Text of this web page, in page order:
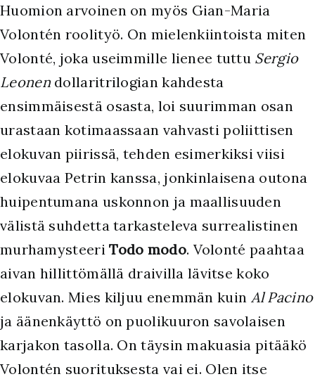
Huomion arvoinen on myös Gian-Maria
Volontén roolityö. On mielenkiintoista miten
Volonté, joka useimmille lienee tuttu Sergio
Leonendollaritrilogian kahdesta
ensimmäisestä osasta, loi suurimman osan
urastaan kotimaassaan vahvasti poliittisen
elokuvan piirissä, tehden esimerkiksi viisi
elokuvaa Petrin kanssa, jonkinlaisena outona
huipentumana uskonnon ja maallisuuden
välistä suhdetta tarkasteleva surrealistinen
murhamysteeriTodo modo. Volonté paahtaa
aivan hillittömällä draivilla lävitse koko
elokuvan. Mies kiljuu enemmän kuin Al Pacino
ja äänenkäyttö on puolikuuron savolaisen
karjakon tasolla. On täysin makuasia pitääkö
Volontén suorituksesta vai ei. Olen itse